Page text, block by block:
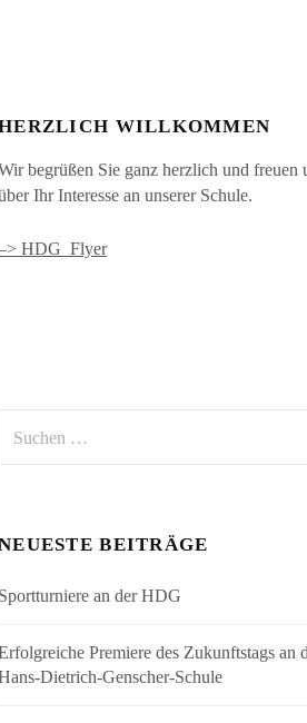
WILLKOMMEN
begrüßen Sie ganz herzlich und freuen
Ihr Interesse an unserer Schule.
HDG_Flyer
nach:
BEITRÄGE
Sportturniere an der HDG
Premiere des Zukunftstags an
Dietrich-Genscher-Schule